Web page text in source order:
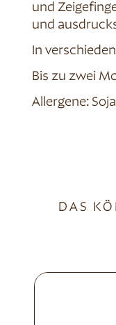
und
und
In
Bis zu zwei
Allergene:
DAS